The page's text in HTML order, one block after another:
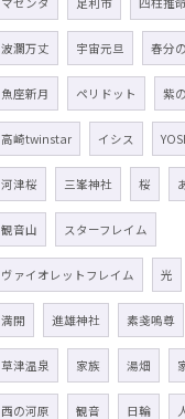
波瀾万丈 宇宙元旦 春分
魚座新月 ペリドット 紫
高崎twinstar イシス
河津桜 三峯神社 桜
観音山 スターフレイム
ヴァイオレットフレイム 光
満開 進雄神社 素戔嗚尊
草津温泉 家族 湯畑
西の河原 観音 日輪